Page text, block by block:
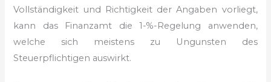
Vollständigkeit und Richtigkeit der Angaben vorliegt,
kann das Finanzamt die 1-%-Regelung anwenden,
welche sich meistens zu Ungunsten des
Steuerpflichtigen auswirkt.